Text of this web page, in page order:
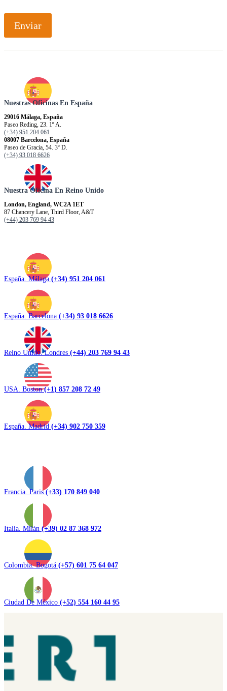
Enviar
Nuestras Oficinas En España
29016 Málaga, España
Paseo Reding, 23. 1º A.
(+34) 951 204 061
08007 Barcelona, España
Paseo de Gracia, 54. 3º D.
(+34) 93 018 6626
Nuestra Oficina En Reino Unido
London, England, WC2A 1ET
87 Chancery Lane, Third Floor, A&T
(+44) 203 769 94 43
España. Málaga (+34) 951 204 061
España. Barcelona (+34) 93 018 6626
Reino Unido. Londres (+44) 203 769 94 43
USA. Boston(+1) 857 208 72 49
España. Madrid (+34) 902 750 359
Francia. Paris(+33) 170 849 040
Italia. Milán (+39) 02 87 368 972
Colombia. Bogotá (+57) 601 75 64 047
Ciudad De México (+52) 554 160 44 95